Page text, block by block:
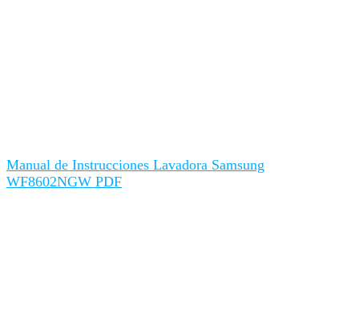
Manual de Instrucciones Lavadora Samsung
WF8602NGW PDF